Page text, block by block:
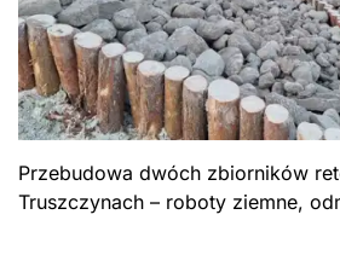
Przebudowa dwóch zbiorników
Truszczynach – roboty ziemne,